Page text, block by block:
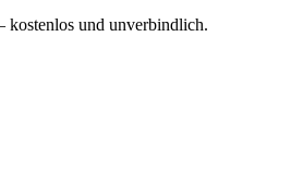
kostenlos und unverbindlich.